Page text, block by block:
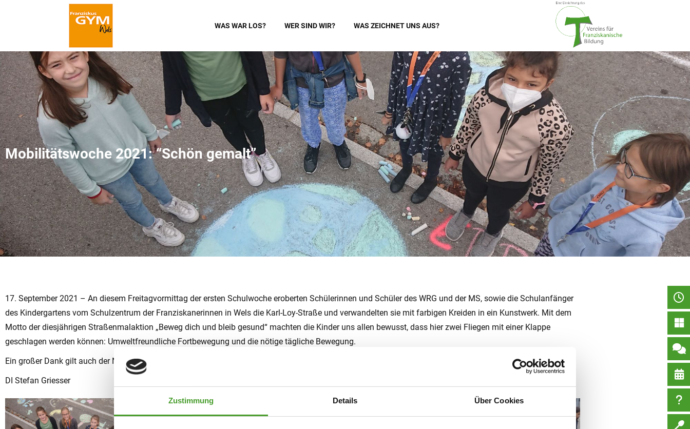
Zustimmung Details Über Cookies
WAS WAR LOS? WER SIND WIR? WAS ZEICHNET UNS AUS?
Mobilitätswoche 2021: “Schön gemalt”
17. September 2021 – An diesem Freitagvormittag der ersten Schulwoche eroberten Schülerinnen und Schüler des WRG und der MS, sowie die Schulanfänger
des Kindergartens vom Schulzentrum der Franziskanerinnen in Wels die Karl-Loy-Straße und verwandelten sie mit farbigen Kreiden in ein Kunstwerk. Mit dem
Motto der diesjährigen Straßenmalaktion „Beweg dich und bleib gesund“ machten die Kinder uns allen bewusst, dass hier zwei Fliegen mit einer Klappe
geschlagen werden können: Umweltfreundliche Fortbewegung und die nötige tägliche Bewegung.
Ein großer Dank gilt auch der Nachbarschaft und dem Magistrat der Stadt Wels für das Verständnis und die Möglichkeit, die Straße zu sperren.
DI Stefan Griesser